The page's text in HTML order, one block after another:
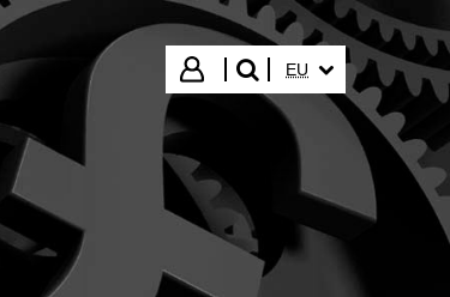
Hasi saioa
bilatu"
HIZKUNTZA
EU